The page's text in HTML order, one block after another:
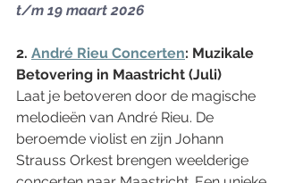
t/m 19 maart 2026
2. André Rieu Concerten: Muzikale
Betovering in Maastricht (Juli)
Laat je betoveren door de magische
melodieën van André Rieu. De
beroemde violist en zijn Johann
Strauss Orkest brengen weelderige